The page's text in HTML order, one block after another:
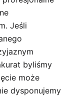
Jeśli
byliśmy
może
dysponujemy